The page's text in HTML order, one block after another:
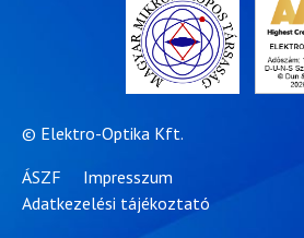
© Elektro-Optika Kft.
ÁSZF
Impresszum
Adatkezelési tájékoztató